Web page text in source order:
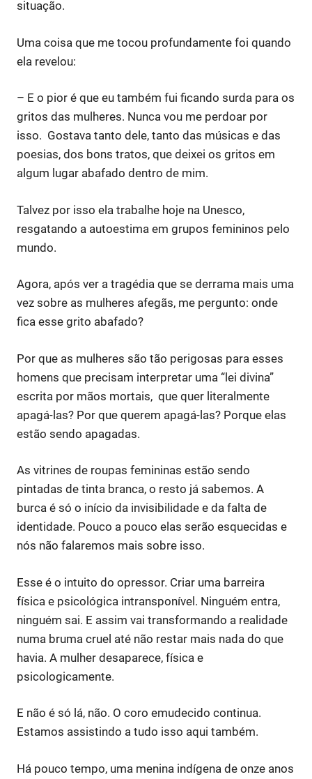
situação.
Uma coisa que me tocou profundamente foi quando
ela revelou:
– E o pior é que eu também fui ficando surda para os
gritos das mulheres. Nunca vou me perdoar por
isso. Gostava tanto dele, tanto das músicas e das
poesias, dos bons tratos, que deixei os gritos em
algum lugar abafado dentro de mim.
Talvez por isso ela trabalhe hoje na Unesco,
resgatando a autoestima em grupos femininos pelo
mundo.
Agora, após ver a tragédia que se derrama mais uma
vez sobre as mulheres afegãs, me pergunto: onde
fica esse grito abafado?
Por que as mulheres são tão perigosas para esses
homens que precisam interpretar uma “lei divina”
escrita por mãos mortais, que quer literalmente
apagá-las? Por que querem apagá-las? Porque elas
estão sendo apagadas.
As vitrines de roupas femininas estão sendo
pintadas de tinta branca, o resto já sabemos. A
burca é só o início da invisibilidade e da falta de
identidade. Pouco a pouco elas serão esquecidas e
nós não falaremos mais sobre isso.
Esse é o intuito do opressor. Criar uma barreira
física e psicológica intransponível. Ninguém entra,
ninguém sai. E assim vai transformando a realidade
numa bruma cruel até não restar mais nada do que
havia. A mulher desaparece, física e
psicologicamente.
E não é só lá, não. O coro emudecido continua.
Estamos assistindo a tudo isso aqui também.
Há pouco tempo, uma menina indígena de onze anos